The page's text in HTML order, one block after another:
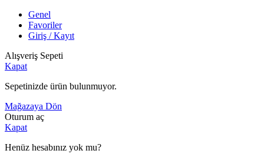
Genel
Favoriler
Giriş / Kayıt
Alışveriş Sepeti
Kapat
Sepetinizde ürün bulunmuyor.
Mağazaya Dön
Oturum aç
Kapat
Henüz hesabınız yok mu?